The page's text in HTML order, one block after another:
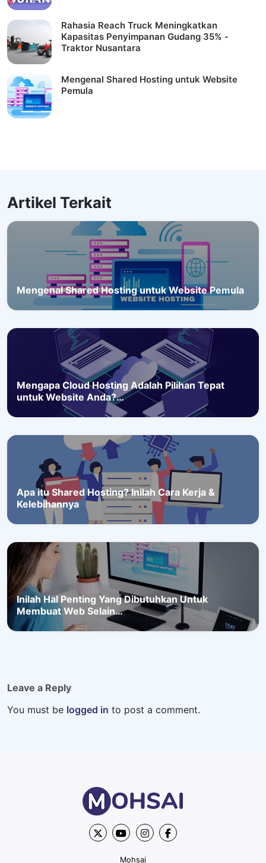
Rahasia Reach Truck Meningkatkan
Kapasitas Penyimpanan Gudang 35% -
Traktor Nusantara
Mengenal Shared Hosting untuk Website
Pemula
Artikel Terkait
Mengenal Shared Hosting untuk Website Pemula
Mengapa Cloud Hosting Adalah Pilihan Tepat
untuk Website Anda?…
Apa itu Shared Hosting? Inilah Cara Kerja &
Kelebihannya
Inilah Hal Penting Yang Dibutuhkan Untuk
Membuat Web Selain…
Leave a Reply
You must be logged in to post a comment.
Mohsai